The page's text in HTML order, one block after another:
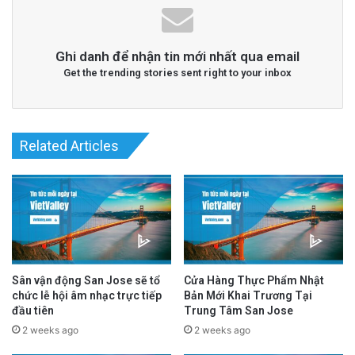
2 days ago
Học Khu Đông San Jose Xem Xét Hợp Đồng Y
3 days ago
Hạng 1: $400
Hạng 2: $300
Hạng 3: $200
Hạng 4: $100
Buổi lễ trao giải thưởng sẽ có những nhận xét
Ghi danh để nhận tin mới nhất qua email
Get the trending stories sent right to your inbox
Related Articles
Sân vận động San Jose sẽ tổ
chức lễ hội âm nhạc trực tiếp
đầu tiên
2 weeks ago
Cửa Hàng Thực Phẩm Nhật
Bản Mới Khai Trương Tại
Trung Tâm San Jose
2 weeks ago